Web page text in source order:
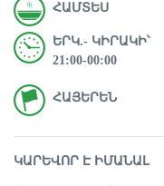
ՀԱՄՏԵՍ
ԵՐԿ.- ԿԻՐԱԿԻ՝
21:00-00:00
ՀԱՅԵՐԵՆ
ԿԱՐԵՎՈՐ Է ԻՄԱՆԱԼ